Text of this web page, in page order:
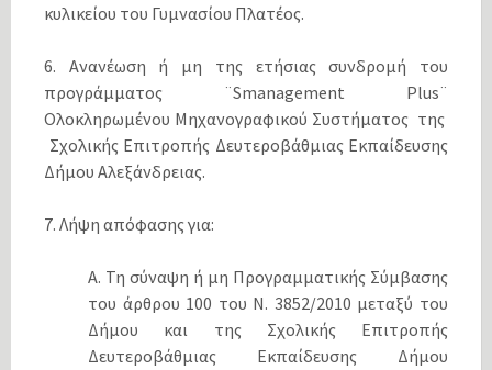
κυλικείου του Γυμνασίου Πλατέος.
6. Ανανέωση ή μη της ετήσιας συνδρομή του
προγράμματος ¨Smanagement Plus¨
Ολοκληρωμένου Μηχανογραφικού Συστήματος της
Σχολικής Επιτροπής Δευτεροβάθμιας Εκπαίδευσης
Δήμου Αλεξάνδρειας.
7. Λήψη απόφασης για:
A. Τη σύναψη ή μη Προγραμματικής Σύμβασης
του άρθρου 100 του Ν. 3852/2010 μεταξύ του
Δήμου και της Σχολικής Επιτροπής
Δευτεροβάθμιας Εκπαίδευσης Δήμου